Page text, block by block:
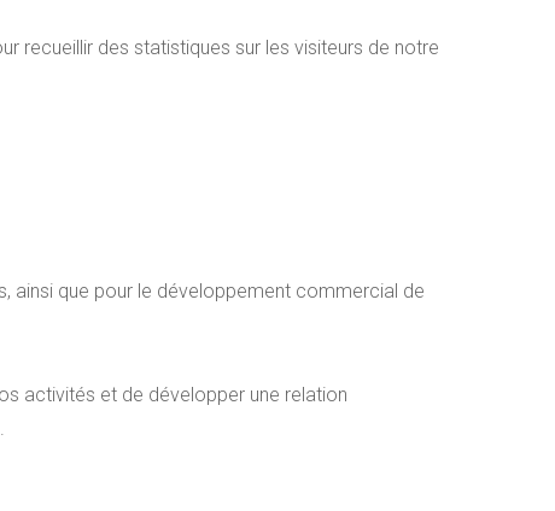
recueillir des statistiques sur les visiteurs de notre
ainsi que pour le développement commercial de
activités et de développer une relation